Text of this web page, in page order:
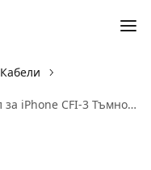
Кабели
8-pin оплетен Lightning - USB кабел за iPhone CFI-3 Тъмно сив